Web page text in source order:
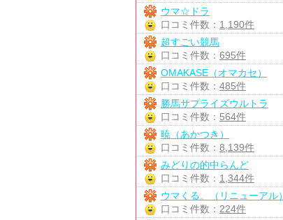
ウマ☆ドラ
口コミ件数： 1,190件
超すごい競馬
口コミ件数： 695件
OMAKASE（オマカセ）
口コミ件数： 485件
勝馬サプライズウルトラ
口コミ件数： 564件
暁（あかつき）
口コミ件数： 8,139件
みどりの的中らんど
口コミ件数： 1,344件
ウマくる。（リニューアル）
口コミ件数： 224件